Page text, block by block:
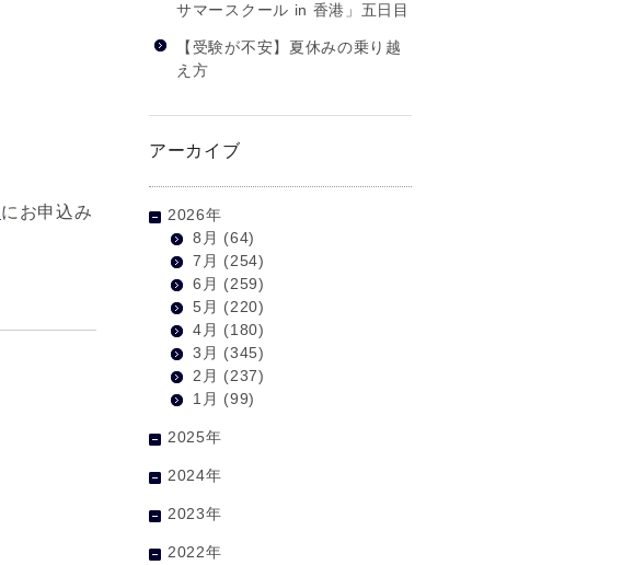
にお申込み
サマースクール in 香港」五日目
【受験が不安】夏休みの乗り越
え方
アーカイブ
2026年
8月 (64)
7月 (254)
6月 (259)
5月 (220)
4月 (180)
3月 (345)
2月 (237)
1月 (99)
2025年
2024年
2023年
2022年